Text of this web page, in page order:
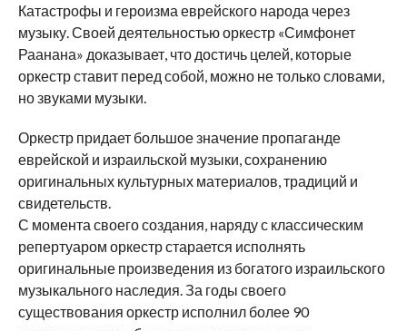
Катастрофы и героизма еврейского народа через
музыку. Своей деятельностью оркестр «Симфонет
Раанана» доказывает, что достичь целей, которые
оркестр ставит перед собой, можно не только словами,
но звуками музыки.
Оркестр придает большое значение пропаганде
еврейской и израильской музыки, сохранению
оригинальных культурных материалов, традиций и
свидетельств.
С момента своего создания, наряду с классическим
репертуаром оркестр старается исполнять
оригинальные произведения из богатого израильского
музыкального наследия. За годы своего
существования оркестр исполнил более 90